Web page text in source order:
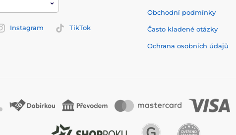
Instagram
TikTok
Obchodní podmínky
Často kladené otázky
Ochrana osobních údajů